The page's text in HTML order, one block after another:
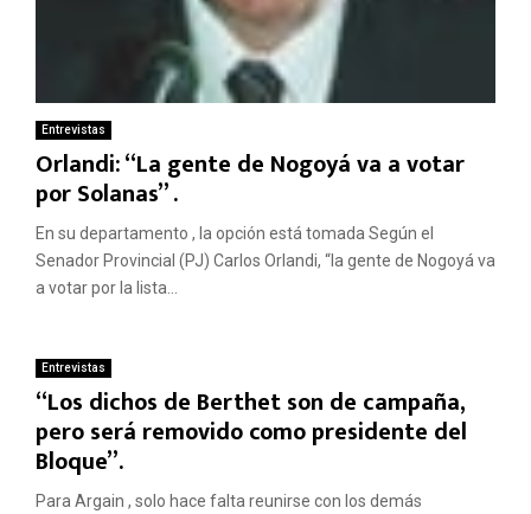
Entrevistas
Orlandi: “La gente de Nogoyá va a votar
por Solanas” .
En su departamento , la opción está tomada Según el
Senador Provincial (PJ) Carlos Orlandi, “la gente de Nogoyá va
a votar por la lista...
Entrevistas
“Los dichos de Berthet son de campaña,
pero será removido como presidente del
Bloque”.
Para Argain , solo hace falta reunirse con los demás